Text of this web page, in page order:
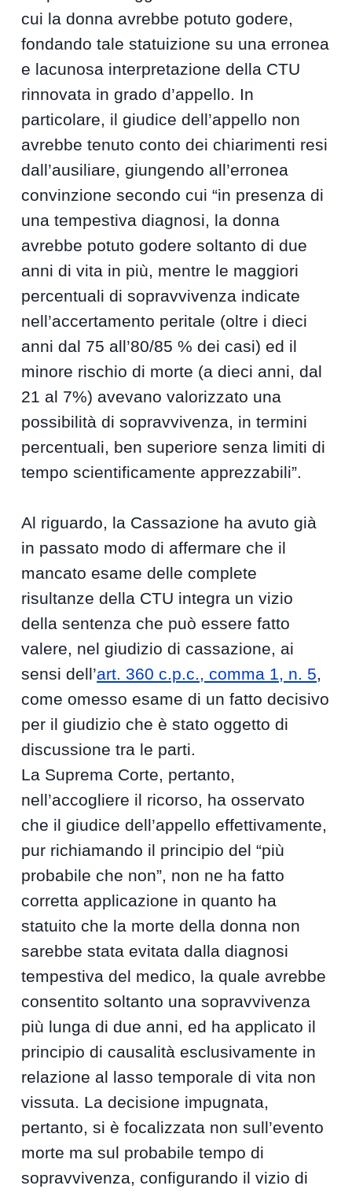
cui la donna avrebbe potuto godere,
fondando tale statuizione su una erronea
e lacunosa interpretazione della CTU
rinnovata in grado d’appello. In
particolare, il giudice dell’appello non
avrebbe tenuto conto dei chiarimenti resi
dall’ausiliare, giungendo all’erronea
convinzione secondo cui “in presenza di
una tempestiva diagnosi, la donna
avrebbe potuto godere soltanto di due
anni di vita in più, mentre le maggiori
percentuali di sopravvivenza indicate
nell’accertamento peritale (oltre i dieci
anni dal 75 all’80/85 % dei casi) ed il
minore rischio di morte (a dieci anni, dal
21 al 7%) avevano valorizzato una
possibilità di sopravvivenza, in termini
percentuali, ben superiore senza limiti di
tempo scientificamente apprezzabili”.
Al riguardo, la Cassazione ha avuto già
in passato modo di affermare che il
mancato esame delle complete
risultanze della CTU integra un vizio
della sentenza che può essere fatto
valere, nel giudizio di cassazione, ai
sensi dell’art. 360 c.p.c., comma 1, n. 5,
come omesso esame di un fatto decisivo
per il giudizio che è stato oggetto di
discussione tra le parti.
La Suprema Corte, pertanto,
nell’accogliere il ricorso, ha osservato
che il giudice dell’appello effettivamente,
pur richiamando il principio del “più
probabile che non”, non ne ha fatto
corretta applicazione in quanto ha
statuito che la morte della donna non
sarebbe stata evitata dalla diagnosi
tempestiva del medico, la quale avrebbe
consentito soltanto una sopravvivenza
più lunga di due anni, ed ha applicato il
principio di causalità esclusivamente in
relazione al lasso temporale di vita non
vissuta. La decisione impugnata,
pertanto, si è focalizzata non sull’evento
morte ma sul probabile tempo di
sopravvivenza, configurando il vizio di